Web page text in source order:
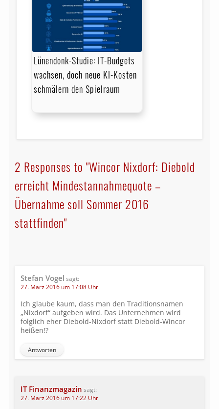
Lünendonk-Studie: IT-Budgets
wachsen, doch neue KI-Kosten
schmälern den Spielraum
2 Responses to "Wincor Nixdorf: Diebold
erreicht Mindestannahme­quote –
Übernahme soll Sommer 2016
stattfinden"
Stefan Vogel sagt:
27. März 2016 um 17:08 Uhr
Ich glaube kaum, dass man den Traditionsnamen
„Nixdorf“ aufgeben wird. Das Unternehmen wird
folglich eher Diebold-Nixdorf statt Diebold-Wincor
heißen!?
Antworten
IT Finanzmagazin sagt:
27. März 2016 um 17:22 Uhr